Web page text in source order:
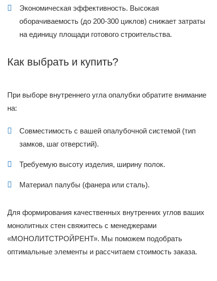
Экономическая эффективность. Высокая
оборачиваемость (до 200-300 циклов) снижает затраты
на единицу площади готового строительства.
Как выбрать и купить?
При выборе внутреннего угла опалубки обратите внимание
на:
Совместимость с вашей опалубочной системой (тип
замков, шаг отверстий).
Требуемую высоту изделия, ширину полок.
Материал палубы (фанера или сталь).
Для формирования качественных внутренних углов ваших
монолитных стен свяжитесь с менеджерами
«МОНОЛИТСТРОЙРЕНТ». Мы поможем подобрать
оптимальные элементы и рассчитаем стоимость заказа.